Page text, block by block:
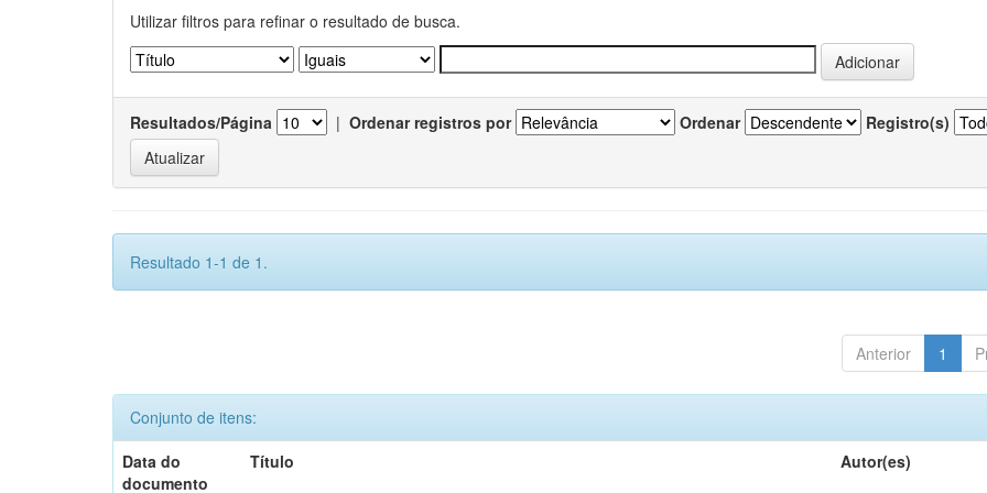
Utilizar filtros para refinar o resultado de busca.
Resultados/Página | Ordenar registros por Ordenar Registro(s)
Resultado 1-1 de 1.
Anterior 1
Conjunto de itens:
Data do
documento
Título Autor(es)